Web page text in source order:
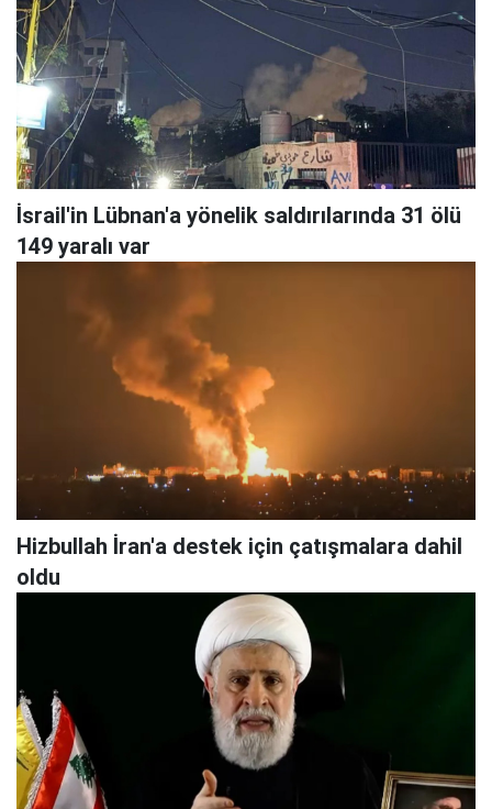
İsrail'in Lübnan'a yönelik saldırılarında 31 ölü
149 yaralı var
Hizbullah İran'a destek için çatışmalara dahil
oldu